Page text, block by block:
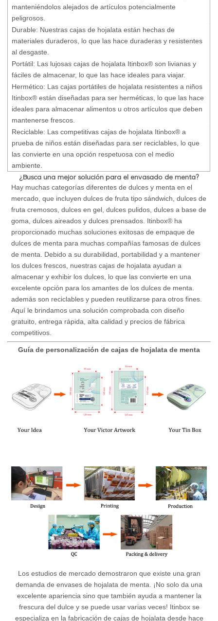
manteniéndolos alejados de artículos potencialmente
peligrosos.
Durable: Nuestras cajas de hojalata están hechas de
materiales duraderos, lo que las hace duraderas y resistentes
al desgaste.
Portátil: Las lujosas cajas de hojalata Itinbox® son livianas y
fáciles de almacenar, lo que las hace ideales para viajar.
Hermético: Las cajas portátiles de hojalata resistentes a niños
Itinbox® están diseñadas para ser herméticas, lo que las hace
ideales para almacenar alimentos u otros artículos que deben
mantenerse frescos.
Reciclable: Las competitivas cajas de hojalata Itinbox® a
prueba de niños están diseñadas para ser reciclables, lo que
las convierte en una opción respetuosa con el medio
ambiente.
¿Busca una mejor solución para el envasado de menta?
Hay muchas categorías diferentes de dulces y menta en el
mercado, que incluyen dulces de fruta tipo sándwich, dulces de
fruta cremosos, dulces en gel, dulces pulidos, dulces a base de
goma, dulces aireados y dulces prensados. Itinbox® ha
proporcionado muchas soluciones exitosas de empaque de
dulces de menta para muchas compañías famosas de dulces
de menta. Debido a su durabilidad, portabilidad y a mantener
los dulces frescos, nuestras cajas de hojalata ayudan a
almacenar y exhibir los dulces, lo que las convierte en una
excelente opción para los amantes de los dulces de menta.
además son reciclables y pueden reutilizarse para otros fines.
Aquí le brindamos una solución comprobada con diseño
gratuito, entrega rápida, alta calidad y precios de fábrica
competitivos.
Guía de personalización de cajas de hojalata de menta
Los estudios de mercado demostraron que existe una gran
demanda de envases de hojalata de menta. ¡No solo da una
excelente apariencia sino que también ayuda a mantener la
frescura del dulce y se puede usar varias veces! Itinbox se
especializa en la fabricación de cajas de hojalata desde hace